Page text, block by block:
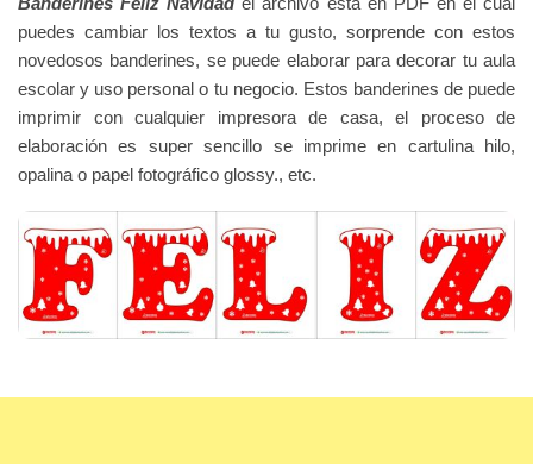
puedes cambiar los textos a tu gusto, sorprende con estos
novedosos banderines, se puede elaborar para decorar tu aula
escolar y uso personal o tu negocio. Estos banderines de puede
imprimir con cualquier impresora de casa, el proceso de
elaboración es super sencillo se imprime en cartulina hilo,
opalina o papel fotográfico glossy., etc.